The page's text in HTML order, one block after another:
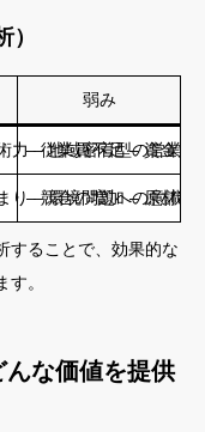
弱み
力 – 地域密着型の営業活
– 従業員不足 – 資金力
り – 環境問題への意識の
– 競合の増加 – 原材料
することで、効果的な
。
な価値を提供